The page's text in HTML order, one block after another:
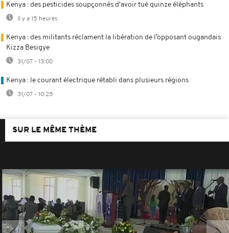
Kenya : des pesticides soupçonnés d'avoir tué quinze éléphants
Il y a 15 heures
Kenya : des militants réclament la libération de l’opposant ougandais
Kizza Besigye
31/07 - 13:00
Kenya : le courant électrique rétabli dans plusieurs régions
31/07 - 10:25
SUR LE MÊME THÈME